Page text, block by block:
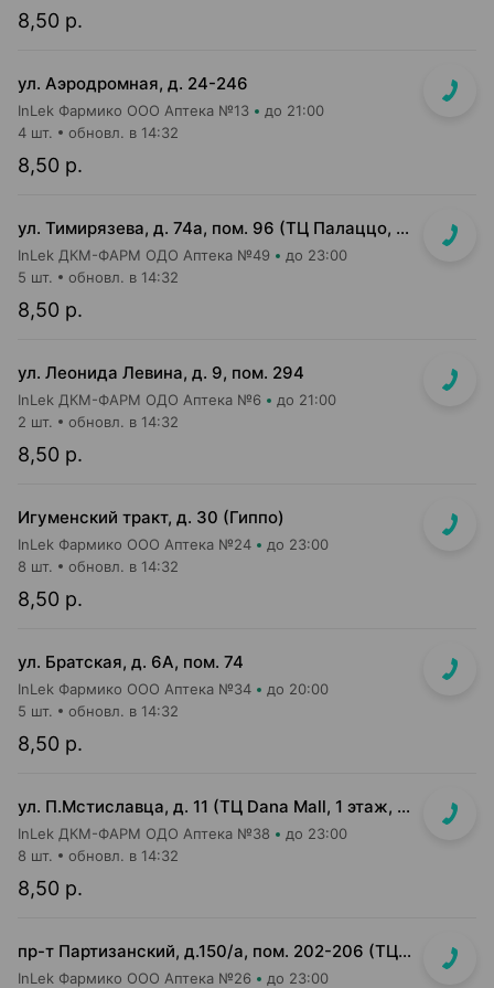
8,50 р.
ул. Аэродромная, д. 24-246
InLek Фармико ООО Аптека №13 до 21:00
8,50 р.
4 шт. обновл. в 14:32
ул. Тимирязева, д. 74а, пом. 96 (ТЦ Палаццо, 1 этаж, главный вход)
InLek ДКМ-ФАРМ ОДО Аптека №49 до 23:00
8,50 р.
5 шт. обновл. в 14:32
ул. Леонида Левина, д. 9, пом. 294
InLek ДКМ-ФАРМ ОДО Аптека №6 до 21:00
8,50 р.
2 шт. обновл. в 14:32
Игуменский тракт, д. 30 (Гиппо)
InLek Фармико ООО Аптека №24 до 23:00
8,50 р.
8 шт. обновл. в 14:32
ул. Братская, д. 6А, пом. 74
InLek Фармико ООО Аптека №34 до 20:00
8,50 р.
5 шт. обновл. в 14:32
ул. П.Мстиславца, д. 11 (ТЦ Dana Mall, 1 этаж, вход напротив инфоцентра м-на Green)
InLek ДКМ-ФАРМ ОДО Аптека №38 до 23:00
8,50 р.
8 шт. обновл. в 14:32
пр-т Партизанский, д.150/а, пом. 202-206 (ТЦ "Момо")
InLek Фармико ООО Аптека №26 до 23:00